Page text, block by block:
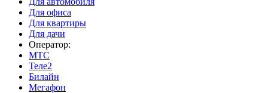
Для офиса
Для квартиры
Для дачи
Оператор:
МТС
Теле2
Билайн
Мегафон